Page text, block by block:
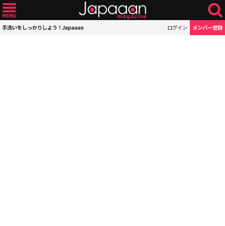
手洗いをしっかりしよう！Japaaan ログイン メンバー登録